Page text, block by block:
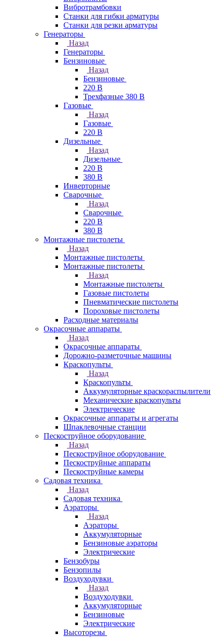
Вибротрамбовки
Станки для гибки арматуры
Станки для резки арматуры
Генераторы
Назад
Генераторы
Бензиновые
Назад
Бензиновые
220 В
Трехфазные 380 В
Газовые
Назад
Газовые
220 В
Дизельные
Назад
Дизельные
220 В
380 В
Инверторные
Сварочные
Назад
Сварочные
220 В
380 В
Монтажные пистолеты
Назад
Монтажные пистолеты
Монтажные пистолеты
Назад
Монтажные пистолеты
Газовые пистолеты
Пневматические пистолеты
Пороховые пистолеты
Расходные материалы
Окрасочные аппараты
Назад
Окрасочные аппараты
Дорожно-разметочные машины
Краскопульты
Назад
Краскопульты
Аккумуляторные краскораспылители
Механические краскопульты
Электрические
Окрасочные аппараты и агрегаты
Шпаклевочные станции
Пескоструйное оборудование
Назад
Пескоструйное оборудование
Пескоструйные аппараты
Пескоструйные камеры
Садовая техника
Назад
Садовая техника
Аэраторы
Назад
Аэраторы
Аккумуляторные
Бензиновые аэраторы
Электрические
Бензобуры
Бензопилы
Воздуходувки
Назад
Воздуходувки
Аккумуляторные
Бензиновые
Электрические
Высоторезы